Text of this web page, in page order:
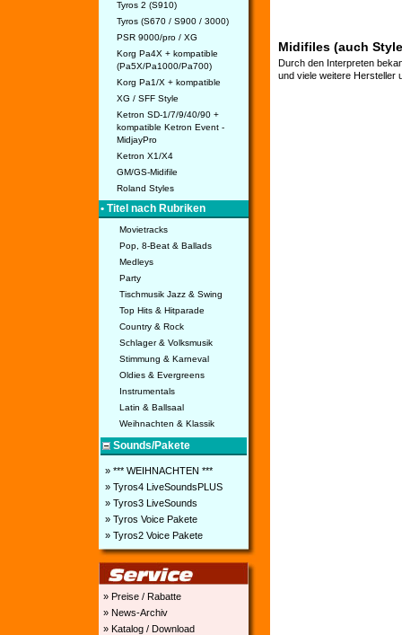
Tyros 2 (S910)
Tyros (S670 / S900 / 3000)
PSR 9000/pro / XG
Korg Pa4X + kompatible
(Pa5X/Pa1000/Pa700)
Korg Pa1/X + kompatible
XG / SFF Style
Ketron SD-1/7/9/40/90 +
kompatible Ketron Event -
MidjayPro
Ketron X1/X4
GM/GS-Midifile
Roland Styles
• Titel nach Rubriken
Movietracks
Pop, 8-Beat & Ballads
Medleys
Party
Tischmusik Jazz & Swing
Top Hits & Hitparade
Country & Rock
Schlager & Volksmusik
Stimmung & Karneval
Oldies & Evergreens
Instrumentals
Latin & Ballsaal
Weihnachten & Klassik
Sounds/Pakete
» *** WEIHNACHTEN ***
» Tyros4 LiveSoundsPLUS
» Tyros3 LiveSounds
» Tyros Voice Pakete
» Tyros2 Voice Pakete
» Preise / Rabatte
» News-Archiv
» Katalog / Download
Midifiles (auch
Durch den Interpreten
und viele weitere Hersteller